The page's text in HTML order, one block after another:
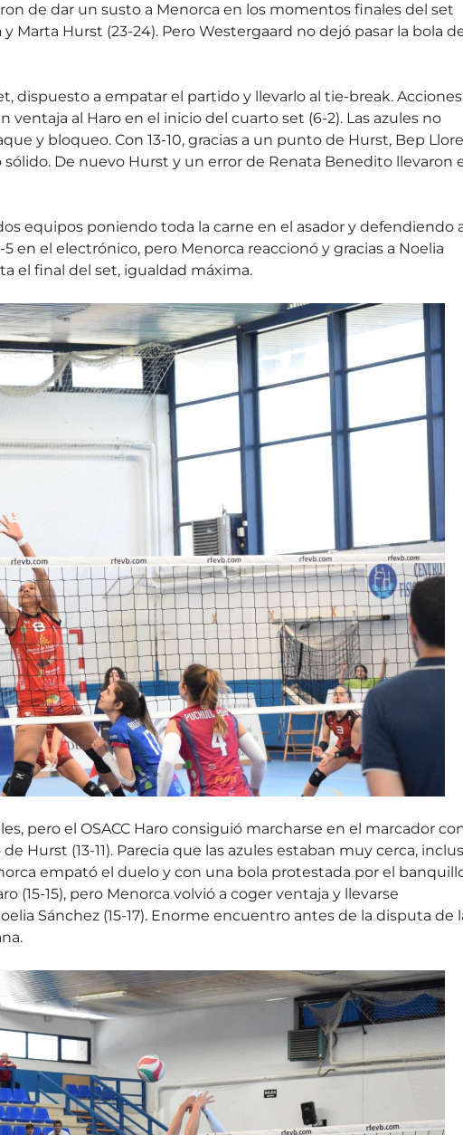
de dar un susto a Menorca en los momentos finales del set
Marta Hurst (23-24). Pero Westergaard no dejó pasar la bola
dispuesto a empatar el partido y llevarlo al tie-break. Acciones
al Haro en el inicio del cuarto set (6-2). Las azules no
y bloqueo. Con 13-10, gracias a un punto de Hurst, Bep
De nuevo Hurst y un error de Renata Benedito llevaron
equipos poniendo toda la carne en el asador y defendiendo
en el electrónico, pero Menorca reaccionó y gracias a Noelia
el final del set, igualdad máxima.
pero el OSACC Haro consiguió marcharse en el marcador
Hurst (13-11). Parecia que las azules estaban muy cerca,
empató el duelo y con una bola protestada por el
(15-15), pero Menorca volvió a coger ventaja y llevarse
Sánchez (15-17). Enorme encuentro antes de la disputa de